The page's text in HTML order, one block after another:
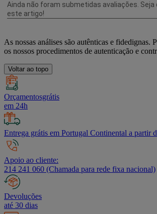
As nossas análises são autênticas e fidedignas.
os nossos procedimentos de autenticação e
Voltar ao topo
Orçamentosgrátis
em 24h
Entrega grátis em Portugal Continental a partir
Apoio ao cliente:
214 241 060 (Chamada para rede fixa nacional)
Devoluções
até 30 dias